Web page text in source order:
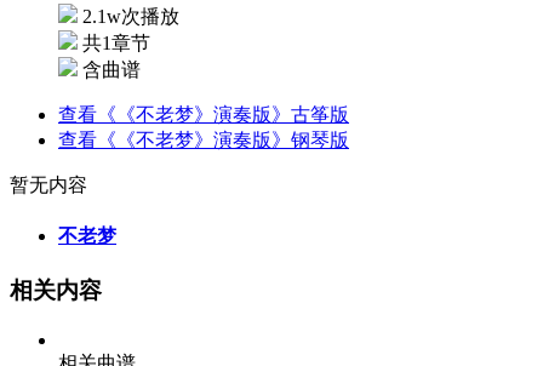
2.1w次播放
共1章节
含曲谱
查看《《不老梦》演奏版》古筝版
查看《《不老梦》演奏版》钢琴版
暂无内容
不老梦
相关内容